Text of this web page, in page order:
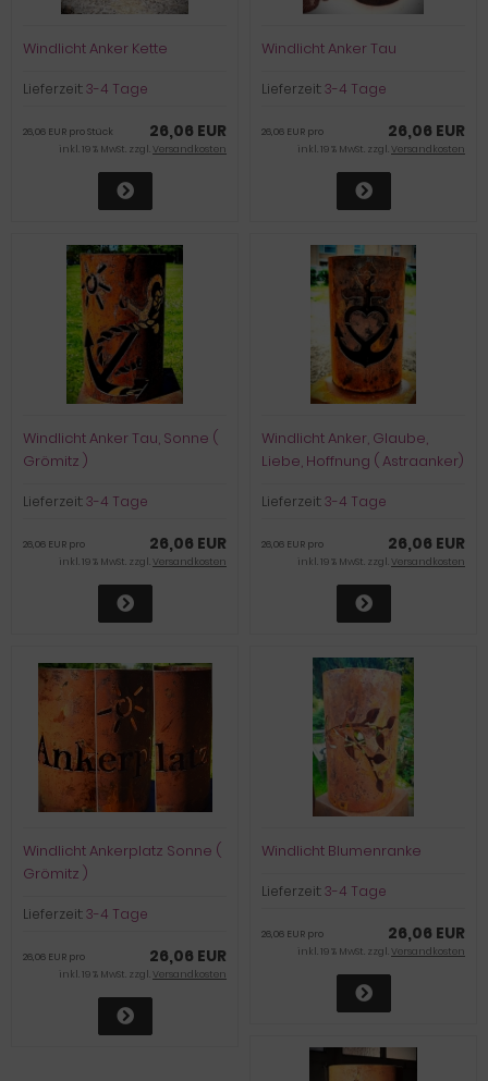
Windlicht Anker Kette
Lieferzeit:3-4 Tage
26,06 EUR
26,06 EUR pro Stück
inkl. 19 % MwSt. zzgl.Versandkosten
Windlicht Anker Tau
Lieferzeit:3-4 Tage
26,06 EUR
26,06 EUR pro
inkl. 19 % MwSt. zzgl.Versandkosten
Windlicht Anker Tau, Sonne (
Grömitz )
Lieferzeit:3-4 Tage
26,06 EUR
26,06 EUR pro
inkl. 19 % MwSt. zzgl.Versandkosten
Windlicht Anker, Glaube,
Liebe, Hoffnung ( Astraanker)
Lieferzeit:3-4 Tage
26,06 EUR
26,06 EUR pro
inkl. 19 % MwSt. zzgl.Versandkosten
Windlicht Ankerplatz Sonne (
Grömitz )
Lieferzeit:3-4 Tage
26,06 EUR
26,06 EUR pro
inkl. 19 % MwSt. zzgl.Versandkosten
Windlicht Blumenranke
Lieferzeit:3-4 Tage
26,06 EUR
26,06 EUR pro
inkl. 19 % MwSt. zzgl.Versandkosten